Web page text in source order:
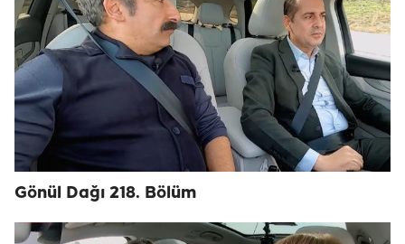
Gönül Dağı 218. Bölüm